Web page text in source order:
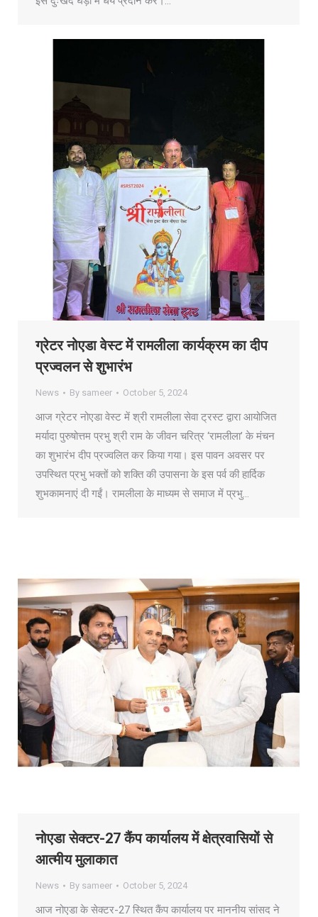
ग्रेटर नोएडा वेस्ट में रामलीला कार्यक्रम का दीप
प्रज्वलन से शुभारंभ
News By sameer October 5, 2024
आज ग्रेटर नोएडा वेस्ट में श्री रामलीला सेवा ट्रस्ट द्वारा आयोजित
मर्यादा पुरुषोत्तम प्रभु श्री राम के जीवन चरित्र ‘रामलीला’ के मंचन
का शुभारंभ दीप प्रज्वलित कर किया गया। इस पावन अवसर पर
उपस्थित प्रभु भक्तों को शक्ति की उपासना के इस पर्व की हार्दिक
शुभकामनाएं दी गईं। रामलीला के माध्यम से समाज में प्रभु…
नोएडा सेक्टर-27 कैंप कार्यालय में क्षेत्रवासियों से
आत्मीय मुलाकात
News By sameer October 5, 2024
आज नोएडा के सेक्टर-27 स्थित कैंप कार्यालय पर माननीय सांसद ने